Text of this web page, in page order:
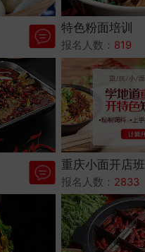
特色粉面培训
报名人数： 819
重庆小面开店班
报名人数： 2833